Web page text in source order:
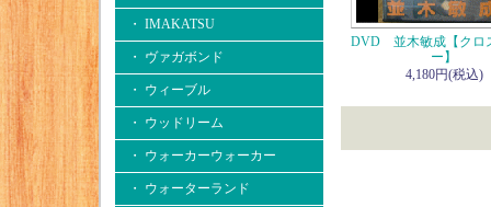
・ IMAKATSU
・ ヴァガボンド
・ ウィーブル
・ ウッドリーム
・ ウォーカーウォーカー
・ ウォーターランド
DVD 並木敏成【クロ
ー】
4,180円(税込)